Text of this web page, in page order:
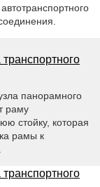
панорамного
раму
стойку, которая
рамы к